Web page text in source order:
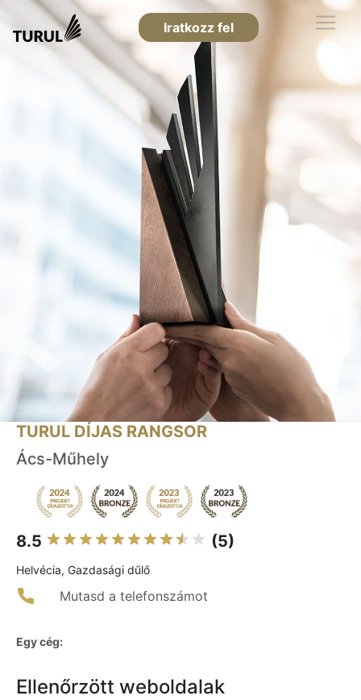
Iratkozz fel
TURUL DÍJAS RANGSOR
Ács-Műhely
8.5 (5)
Helvécia, Gazdasági dűlő
Mutasd a telefonszámot
Egy cég:
Ellenőrzött weboldalak